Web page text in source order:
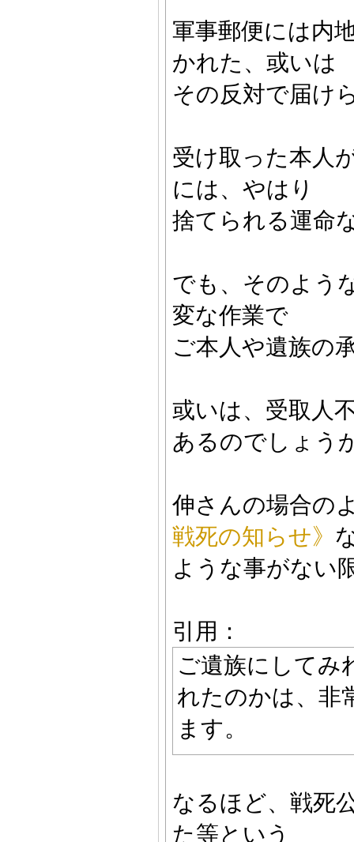
軍事郵便には内
かれた、或いは
その反対で届け
受け取った本人
には、やはり
捨てられる運命
でも、そのよう
変な作業で
ご本人や遺族の
或いは、受取人
あるのでしょう
伸さんの場合の
戦死の知らせ》
ような事がない
引用：
ご遺族にしてみ
れたのかは、非
ます。
なるほど、戦死
た等という